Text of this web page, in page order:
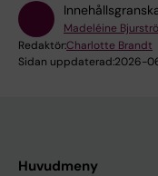
Madeléine
Redaktör:Charlotte Brandt
Sidan uppdaterad:2026-
Huvudmeny